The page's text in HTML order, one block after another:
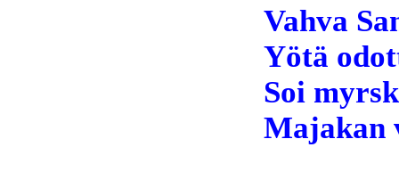
Vahva
Yötä
Soi
Majakan